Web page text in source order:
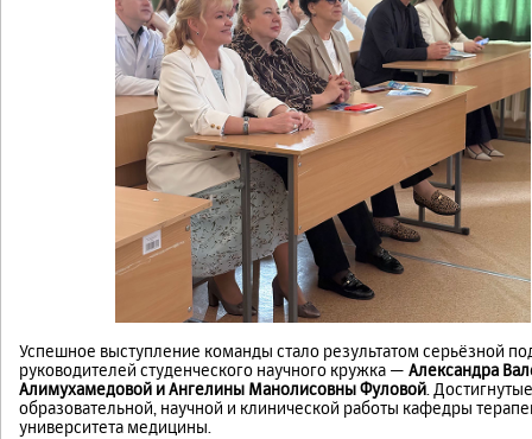
Успешное выступление команды стало результатом серьёзной
руководителей студенческого научного кружка — Александра
Алимухамедовой и Ангелины Манолисовны Фуловой .
образовательной, научной и клинической работы кафедры
университета медицины.